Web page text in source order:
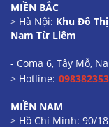
MIỀN BẮC
> Hà Nội: Khu Đô
Nam Từ Liêm
- Coma 6, Tây Mỗ,
> Hotline:
MIỀN NAM
> Hồ Chí Minh: 90/